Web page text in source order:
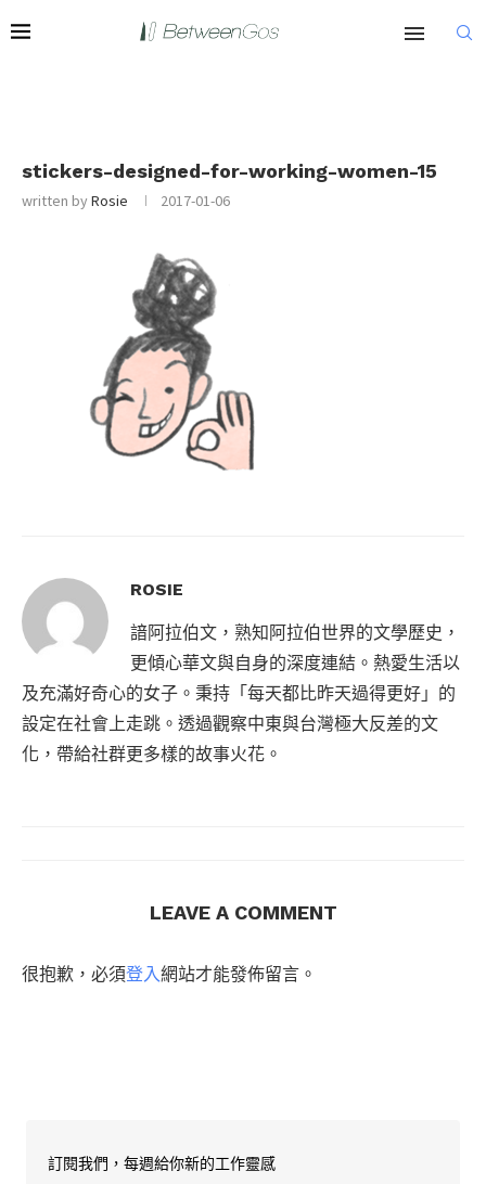
stickers-designed-for-working-women-15
written byRosie 2017-01-06
ROSIE
諳阿拉伯文，熟知阿拉伯世界的文學歷史，
更傾心華文與自身的深度連結。熱愛生活以
及充滿好奇心的女子。秉持「每天都比昨天過得更好」的
設定在社會上走跳。透過觀察中東與台灣極大反差的文
化，帶給社群更多樣的故事火花。
LEAVE A COMMENT
很抱歉，必須登入網站才能發佈留言。
訂閱我們，每週給你新的工作靈感